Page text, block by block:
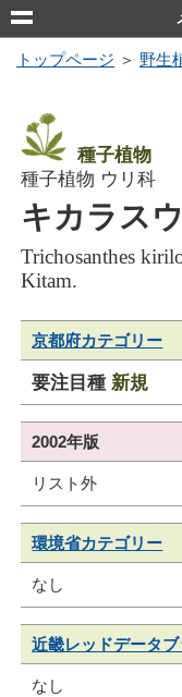
トップページ ＞ 野生
種子植物
種子植物 ウリ科
キカラス
Trichosanthes
Kitam.
京都府カテゴリー
要注目種新規
2002年版
リスト外
環境省カテゴリー
なし
近畿レッドデータ
なし